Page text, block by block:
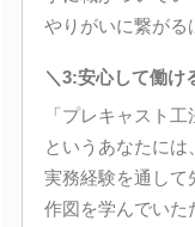
やりがいに繋がる
＼3:安心して働け
「プレキャスト
というあなたには、
実務経験を通して
作図を学んでいた